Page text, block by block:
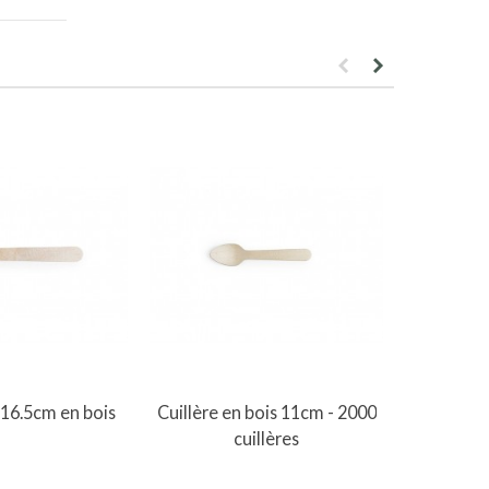
au panieren bois Ajouter au panier
Cuillère en bois 11cm - 2000
cuillères